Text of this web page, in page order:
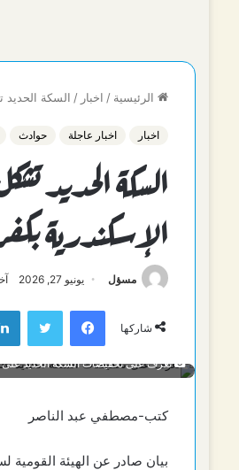
الرئيسية / اخبار / السكة
اخبار اخبار عاجلة حوادث
السكة الحديد
الإسكندرية
مسؤل يونيو 27, 2026
شاركها
فيسبوك تويتر
تعرف على تخفيضات السكة الحديد على
كتب-مصطفي عبد الناصر
بيان صادر عن الهيئة